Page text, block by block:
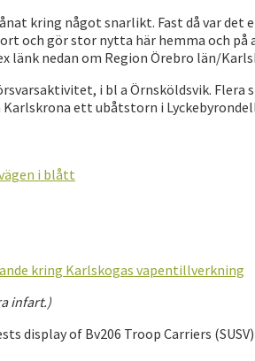
kring något snarlikt. Fast då var
gör stor nytta här hemma och på
nedan om Region Örebro län/
i bl a Örnsköldsvik.
ett ubåtstorn i
i blått
kring Karlskogas vapentillverkning
infart.)
of Bv206 Troop Carriers